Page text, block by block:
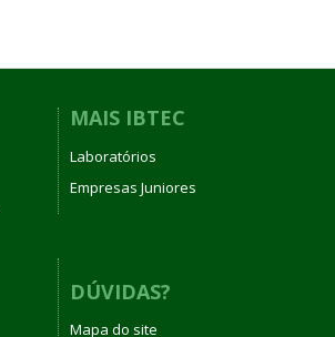
MAIS IBTEC
Laboratórios
Empresas Juniores
DÚVIDAS?
Mapa do site